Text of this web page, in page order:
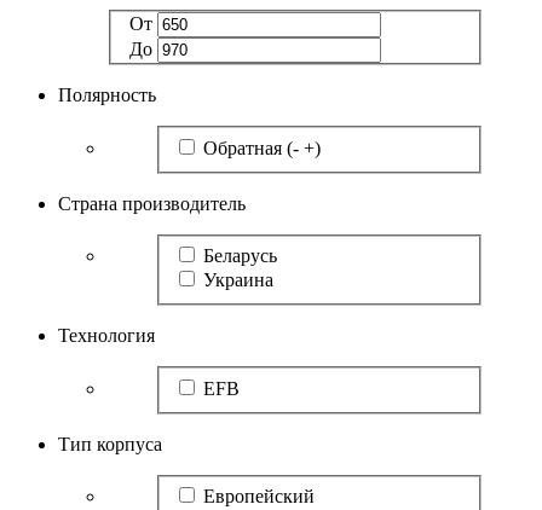
От
До
Полярность
Обратная (- +)
Страна производитель
Беларусь
Украина
Технология
EFB
Тип корпуса
Европейский